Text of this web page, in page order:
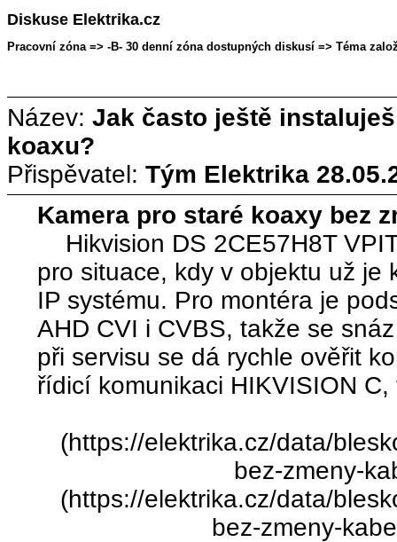
Diskuse Elektrika.cz
Pracovní zóna => -B- 30 denní zóna dostupných diskusí => Téma
Název: Jak často ještě
koaxu?
Přispěvatel: Tým Elektrika
Kamera pro staré koaxy bez
Hikvision DS 2CE57H8T
pro situace, kdy v objektu už je
IP systému. Pro montéra je
AHD CVI i CVBS, takže se
při servisu se dá rychle ověřit
řídicí komunikaci HIKVISION
(https://elektrika.cz/data/
bez-zmeny-
(https://elektrika.cz/data/
bez-zmeny-